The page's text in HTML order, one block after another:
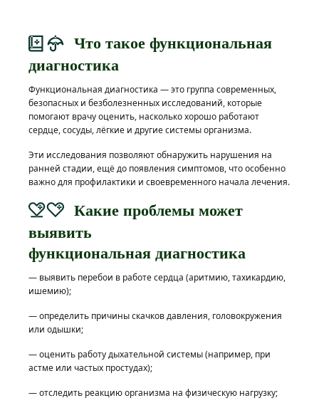
Что такое функциональная
диагностика
Функциональная диагностика — это группа современных,
безопасных и безболезненных исследований, которые
помогают врачу оценить, насколько хорошо работают
сердце, сосуды, лёгкие и другие системы организма.
Эти исследования позволяют обнаружить нарушения на
ранней стадии, ещё до появления симптомов, что особенно
важно для профилактики и своевременного начала лечения.
Какие проблемы может
выявить
функциональная диагностика
— выявить перебои в работе сердца (аритмию, тахикардию,
ишемию);
— определить причины скачков давления, головокружения
или одышки;
— оценить работу дыхательной системы (например, при
астме или частых простудах);
— отследить реакцию организма на физическую нагрузку;